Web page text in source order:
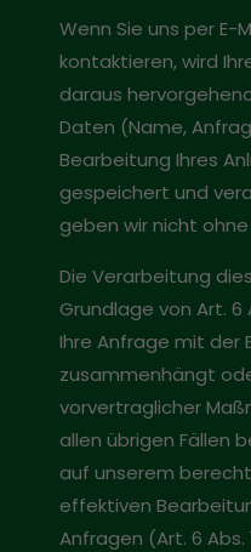
Wenn Sie uns per E-
kontaktieren, wird
daraus
Daten (Name,
Bearbeitung Ihres
gespeichert und
geben wir nicht ohne
Die Verarbeitung
Grundlage von Art. 6
Ihre Anfrage mit der
zusammenhängt
vorvertraglicher
allen übrigen Fällen
auf unserem
effektiven
Anfragen (Art. 6 Abs.